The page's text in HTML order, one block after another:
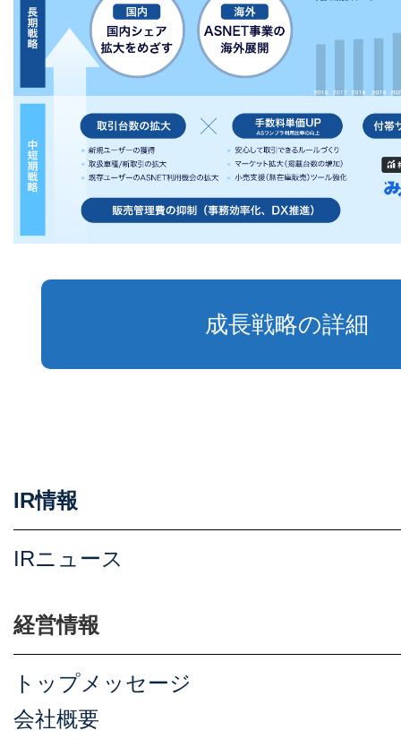
成長戦略の詳細
IR情報
IRニュース
経営情報
トップメッセージ
会社概要